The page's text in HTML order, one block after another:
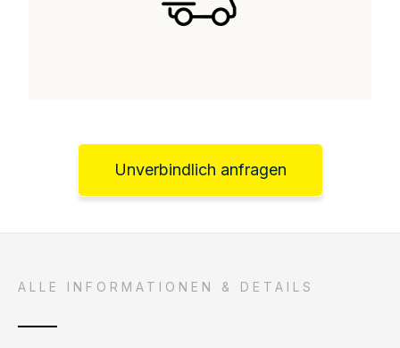
Unverbindlich anfragen
ALLE INFORMATIONEN & DETAILS